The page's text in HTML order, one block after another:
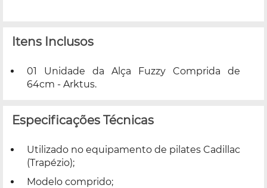
Itens Inclusos
01 Unidade da Alça Fuzzy Comprida de
64cm - Arktus.
Especificações Técnicas
Utilizado no equipamento de pilates Cadillac
(Trapézio);
Modelo comprido;